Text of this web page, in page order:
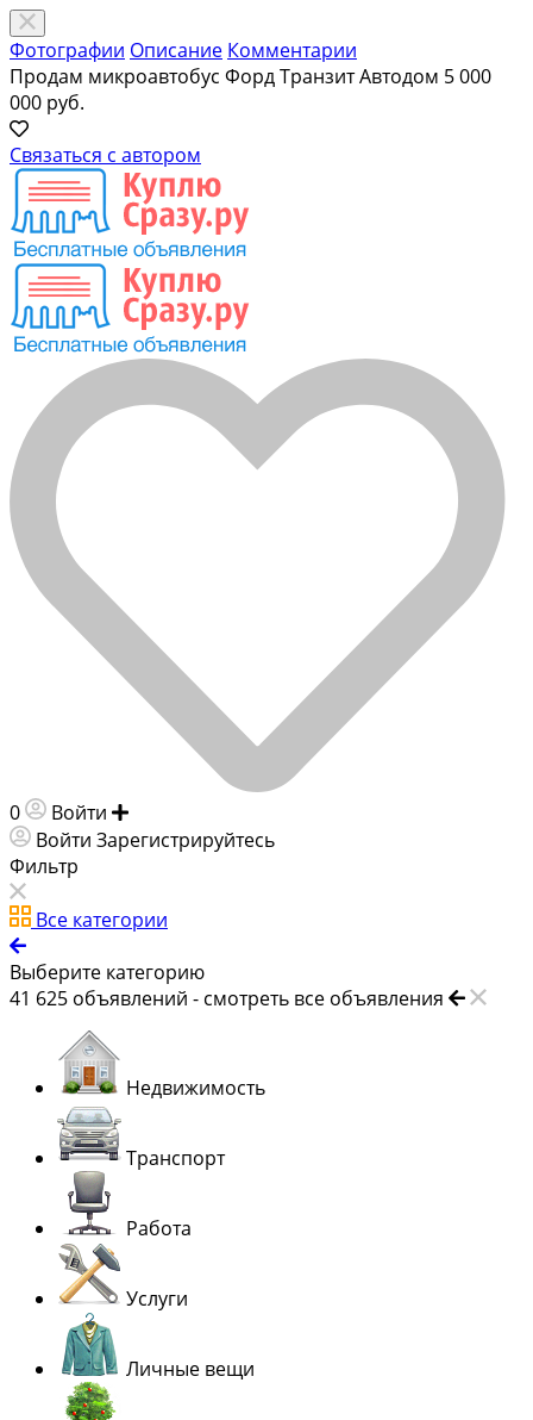
Фотографии Описание Комментарии
Продам микроавтобус Форд Транзит Автодом 5 000
000 руб.
Связаться с автором
0 Войти
Войти Зарегистрируйтесь
Фильтр
Все категории
Выберите категорию
41 625 объявлений - смотреть все объявления
Недвижимость
Транспорт
Работа
Услуги
Личные вещи